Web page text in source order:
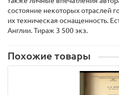
состояние некоторых отраслей
их техническая оснащенность.
Англии. Тираж 3 500 экз.
Похожие товары